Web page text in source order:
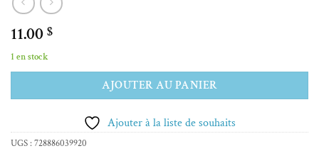
11.00 $
1 en stock
AJOUTER AU PANIER
Ajouter à la liste de souhaits
UGS : 728886039920